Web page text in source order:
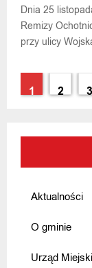
Dnia 25
Remizy
przy ulicy
1 2 3
Aktualności
O gminie
Urząd Miejski